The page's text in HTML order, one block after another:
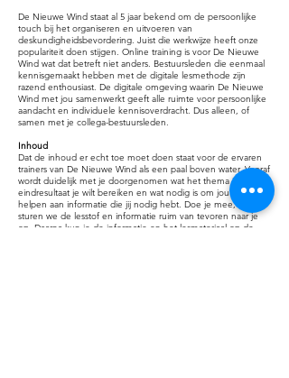
De Nieuwe Wind staat al 5 jaar bekend om de persoonlijke
touch bij het organiseren en uitvoeren van
deskundigheidsbevordering. Juist die werkwijze heeft onze
populariteit doen stijgen. Online training is voor De Nieuwe
Wind wat dat betreft niet anders. Bestuursleden die eenmaal
kennisgemaakt hebben met de digitale lesmethode zijn
razend enthousiast. De digitale omgeving waarin De Nieuwe
Wind met jou samenwerkt geeft alle ruimte voor persoonlijke
aandacht en individuele kennisoverdracht. Dus alleen, of
samen met je collega-bestuursleden.
Inhoud
Dat de inhoud er echt toe moet doen staat voor de ervaren
trainers van De Nieuwe Wind als een paal boven water. Vooraf
wordt duidelijk met je doorgenomen wat het thema is, welk
eindresultaat je wilt bereiken en wat nodig is om jou te
helpen aan informatie die jij nodig hebt. Doe je mee, dan
sturen we de lesstof en informatie ruim van tevoren naar je
op. Daarna kun je de informatie en het lesmateriaal op de